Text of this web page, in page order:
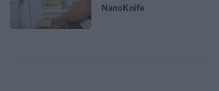
NanoKnife